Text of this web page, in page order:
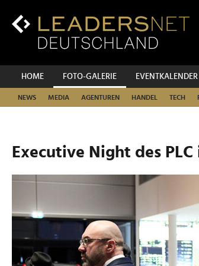
Inhalt
Hauptnavigation
HOME FOTO-GALERIE EVENTKALENDER
NEWS MEDIA AGENTUREN HANDEL TECH
Executive Night des